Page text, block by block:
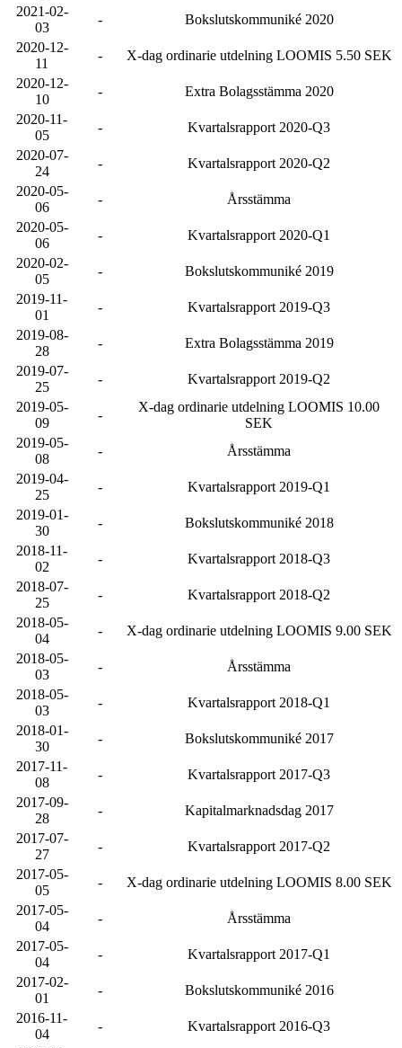
2021-02-
03
-
Bokslutskommuniké 2020
2020-12-
11
-
X-dag ordinarie utdelning LOOMIS 5.50 SEK
2020-12-
10
-
Extra Bolagsstämma 2020
2020-11-
05
-
Kvartalsrapport 2020-Q3
2020-07-
24
-
Kvartalsrapport 2020-Q2
2020-05-
06
-
Årsstämma
2020-05-
06
-
Kvartalsrapport 2020-Q1
2020-02-
05
-
Bokslutskommuniké 2019
2019-11-
01
-
Kvartalsrapport 2019-Q3
2019-08-
28
-
Extra Bolagsstämma 2019
2019-07-
25
-
Kvartalsrapport 2019-Q2
2019-05-
09
-
X-dag ordinarie utdelning LOOMIS 10.00
SEK
2019-05-
08
-
Årsstämma
2019-04-
25
-
Kvartalsrapport 2019-Q1
2019-01-
30
-
Bokslutskommuniké 2018
2018-11-
02
-
Kvartalsrapport 2018-Q3
2018-07-
25
-
Kvartalsrapport 2018-Q2
2018-05-
04
-
X-dag ordinarie utdelning LOOMIS 9.00 SEK
2018-05-
03
-
Årsstämma
2018-05-
03
-
Kvartalsrapport 2018-Q1
2018-01-
30
-
Bokslutskommuniké 2017
2017-11-
08
-
Kvartalsrapport 2017-Q3
2017-09-
28
-
Kapitalmarknadsdag 2017
2017-07-
27
-
Kvartalsrapport 2017-Q2
2017-05-
05
-
X-dag ordinarie utdelning LOOMIS 8.00 SEK
2017-05-
04
-
Årsstämma
2017-05-
04
-
Kvartalsrapport 2017-Q1
2017-02-
01
-
Bokslutskommuniké 2016
2016-11-
04
-
Kvartalsrapport 2016-Q3